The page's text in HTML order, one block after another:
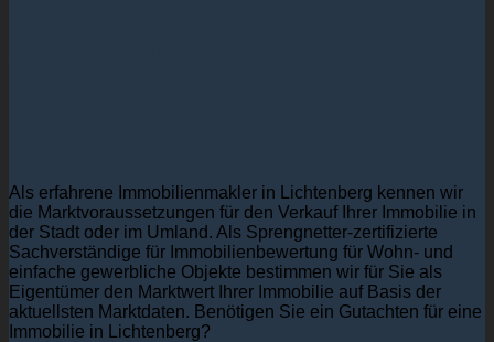
Als erfahrene Immobilienmakler in Lichtenberg kennen wir
die Marktvoraussetzungen für den Verkauf Ihrer Immobilie in
der Stadt oder im Umland. Als Sprengnetter-zertifizierte
Sachverständige für Immobilienbewertung für Wohn- und
einfache gewerbliche Objekte bestimmen wir für Sie als
Eigentümer den Marktwert Ihrer Immobilie auf Basis der
aktuellsten Marktdaten. Benötigen Sie ein Gutachten für eine
Immobilie in Lichtenberg?